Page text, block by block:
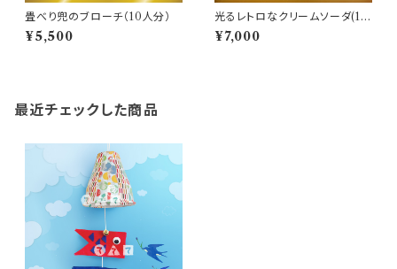
畳べり兜のブローチ（10人分）
¥5,500
光るレトロなクリームソーダ(10
人分)
¥7,000
最近チェックした商品